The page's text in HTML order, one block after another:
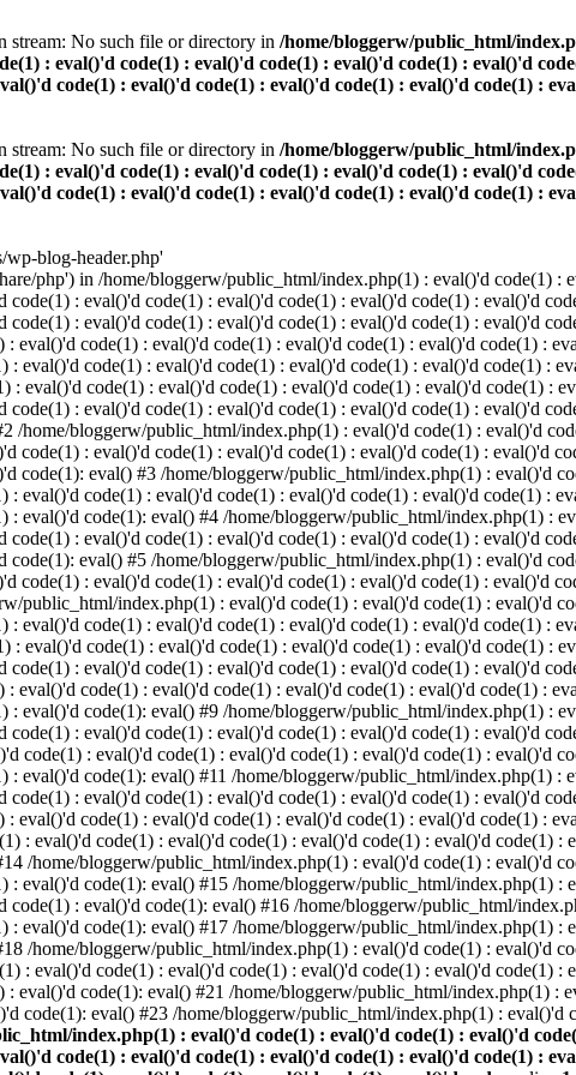
stream: No such file or directory in /home/bloggerw/public_html/
: eval()'d code(1) : eval()'d code(1) : eval()'d code(1) : eval()'d
code(1) : eval()'d code(1) : eval()'d code(1) : eval()'d code(1) :
stream: No such file or directory in /home/bloggerw/public_html/
: eval()'d code(1) : eval()'d code(1) : eval()'d code(1) : eval()'d
code(1) : eval()'d code(1) : eval()'d code(1) : eval()'d code(1) :
blog-header.php'
php') in /home/bloggerw/public_html/index.php(1) : eval()'d code(1) :
: eval()'d code(1) : eval()'d code(1) : eval()'d code(1) : eval()'d
: eval()'d code(1) : eval()'d code(1) : eval()'d code(1) : eval()'d
code(1) : eval()'d code(1) : eval()'d code(1) : eval()'d code(1) :
eval()'d code(1) : eval()'d code(1) : eval()'d code(1) : eval()'d code(1) :
eval()'d code(1) : eval()'d code(1) : eval()'d code(1) : eval()'d code(1) :
: eval()'d code(1) : eval()'d code(1) : eval()'d code(1) : eval()'d
home/bloggerw/public_html/index.php(1) : eval()'d code(1) : eval()'d
code(1) : eval()'d code(1) : eval()'d code(1) : eval()'d code(1) : eval()'d
code(1): eval() #3 /home/bloggerw/public_html/index.php(1) : eval()'d
eval()'d code(1) : eval()'d code(1) : eval()'d code(1) : eval()'d code(1) :
eval()'d code(1): eval() #4 /home/bloggerw/public_html/index.php(1) :
: eval()'d code(1) : eval()'d code(1) : eval()'d code(1) : eval()'d
eval() #5 /home/bloggerw/public_html/index.php(1) : eval()'d
code(1) : eval()'d code(1) : eval()'d code(1) : eval()'d code(1) : eval()'d
public_html/index.php(1) : eval()'d code(1) : eval()'d code(1) : eval()'d
eval()'d code(1) : eval()'d code(1) : eval()'d code(1) : eval()'d code(1) :
eval()'d code(1) : eval()'d code(1) : eval()'d code(1) : eval()'d code(1) :
: eval()'d code(1) : eval()'d code(1) : eval()'d code(1) : eval()'d
code(1) : eval()'d code(1) : eval()'d code(1) : eval()'d code(1) :
eval()'d code(1): eval() #9 /home/bloggerw/public_html/index.php(1) :
: eval()'d code(1) : eval()'d code(1) : eval()'d code(1) : eval()'d
: eval()'d code(1) : eval()'d code(1) : eval()'d code(1) : eval()'d
eval()'d code(1): eval() #11 /home/bloggerw/public_html/index.php(1) :
: eval()'d code(1) : eval()'d code(1) : eval()'d code(1) : eval()'d
code(1) : eval()'d code(1) : eval()'d code(1) : eval()'d code(1) :
: eval()'d code(1) : eval()'d code(1) : eval()'d code(1) : eval()'d code(1) :
/home/bloggerw/public_html/index.php(1) : eval()'d code(1) : eval()'d
eval()'d code(1): eval() #15 /home/bloggerw/public_html/index.php(1) :
: eval()'d code(1): eval() #16 /home/bloggerw/public_html/
eval()'d code(1): eval() #17 /home/bloggerw/public_html/index.php(1) :
/home/bloggerw/public_html/index.php(1) : eval()'d code(1) : eval()'d
: eval()'d code(1) : eval()'d code(1) : eval()'d code(1) : eval()'d code(1) :
code(1): eval() #21 /home/bloggerw/public_html/index.php(1) :
code(1): eval() #23 /home/bloggerw/public_html/index.php(1) : eval()'d
index.php(1) : eval()'d code(1) : eval()'d code(1) : eval()'d
code(1) : eval()'d code(1) : eval()'d code(1) : eval()'d code(1) :